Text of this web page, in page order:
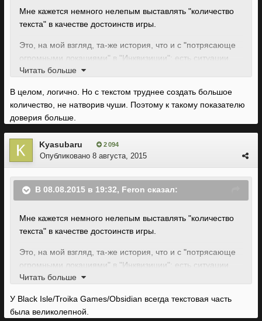
Мне кажется немного нелепым выставлять "количество
текста" в качестве достоинств игры.
Это, на мой взгляд, та-же история, что и с "потрясающе
огромными локациями" в "Инквизиции": есть ситуации,
когда количество отнюдь не переходит в качество.
Вы же, наверное, не по весу выбираете книги в магазине,
верно?
Читать больше
В целом, логично. Но с текстом труднее создать большое
количество, не натворив чуши. Поэтому к такому показателю
доверия больше.
Kyasubaru 2 094
Опубликовано 8 августа, 2015
В 08.08.2015 в 19:32, Feron сказал:
Мне кажется немного нелепым выставлять "количество
текста" в качестве достоинств игры.
Это, на мой взгляд, та-же история, что и с "потрясающе
огромными локациями" в "Инквизиции": есть ситуации,
когда количество отнюдь не переходит в качество.
Вы же, наверное, не по весу выбираете книги в магазине,
верно?
Читать больше
У Black Isle/Troika Games/Obsidian всегда текстовая часть
была великолепной.